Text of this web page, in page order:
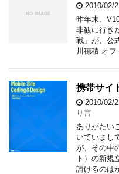
2010/02/
昨年末、
非観に行き
戦」が、公
川穂積 オ
携帯サイ
2010/02/
り言
ありがたい
いていまし
が、その中
ト）の新規
請けるのは